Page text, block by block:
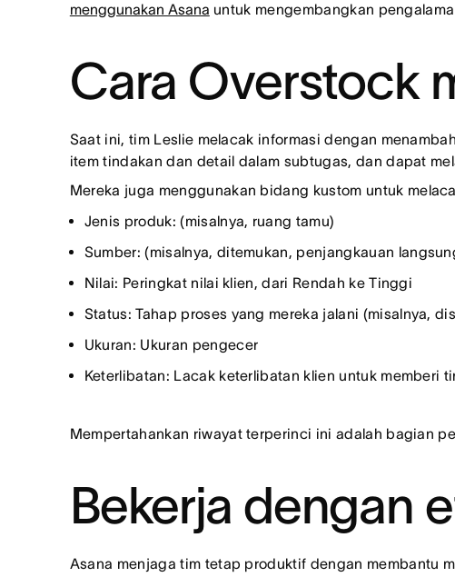
menggunakan Asana untuk mengembangkan
Cara Overstock
Saat ini, tim Leslie melacak informasi dengan
item tindakan dan detail dalam subtugas, dan dapat
Mereka juga menggunakan bidang kustom untuk
Jenis produk: (misalnya, ruang tamu)
Sumber: (misalnya, ditemukan, penjangkauan
Nilai: Peringkat nilai klien, dari Rendah ke Tinggi
Status: Tahap proses yang mereka jalani (misalnya,
Ukuran: Ukuran pengecer
Keterlibatan: Lacak keterlibatan klien untuk memberi
Mempertahankan riwayat terperinci ini adalah bagian
Bekerja dengan
Asana menjaga tim tetap produktif dengan membantu